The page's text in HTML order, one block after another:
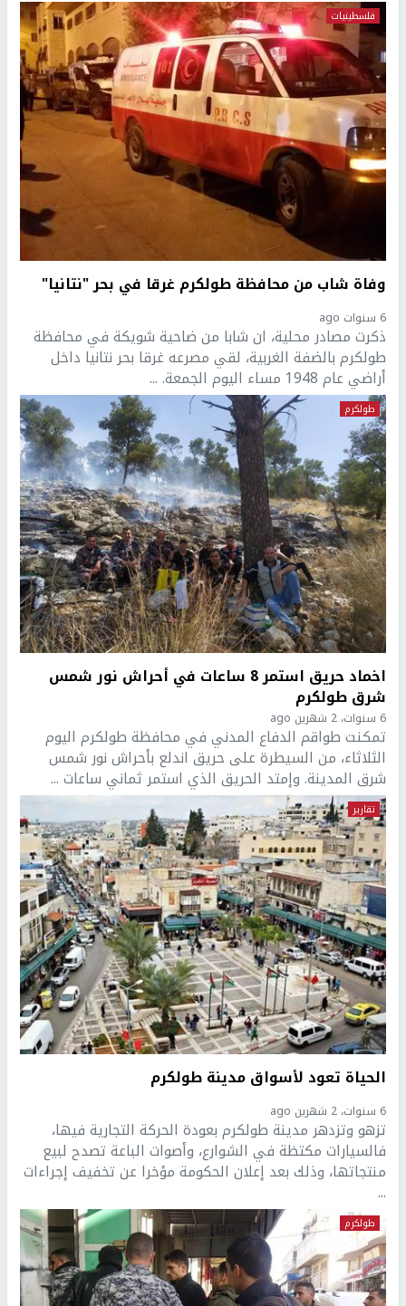
فلسطينيات
وفاة شاب من محافظة طولكرم غرقا في بحر "نتانيا"
6 سنوات ago
ذكرت مصادر محلية، ان شابا من ضاحية شويكة في محافظة
طولكرم بالضفة الغربية، لقي مصرعه غرقا بحر نتانيا داخل
أراضي عام 1948 مساء اليوم الجمعة. ...
طولكرم
اخماد حريق استمر 8 ساعات في أحراش نور شمس
شرق طولكرم
6 سنوات، 2 شهرين ago
تمكنت طواقم الدفاع المدني في محافظة طولكرم اليوم
الثلاثاء، من السيطرة على حريق اندلع بأحراش نور شمس
شرق المدينة. وإمتد الحريق الذي استمر ثماني ساعات ...
تقارير
الحياة تعود لأسواق مدينة طولكرم
6 سنوات، 2 شهرين ago
تزهو وتزدهر مدينة طولكرم بعودة الحركة التجارية فيها،
فالسيارات مكتظة في الشوارع، وأصوات الباعة تصدح لبيع
منتجاتها، وذلك بعد إعلان الحكومة مؤخرا عن تخفيف إجراءات
...
طولكرم